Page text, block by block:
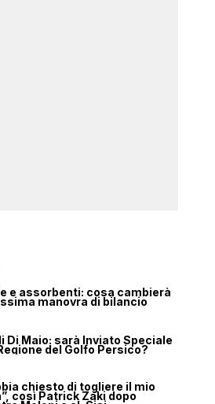
e assorbenti: cosa cambierà
manovra di bilancio
Di Maio: sarà Inviato Speciale
del Golfo Persico?
chiesto di togliere il mio
così Patrick Zaki dopo